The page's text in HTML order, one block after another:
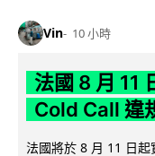
Vin 10 小時
法國 8 月 11
Cold Call 違
法國將於 8 月 11 日